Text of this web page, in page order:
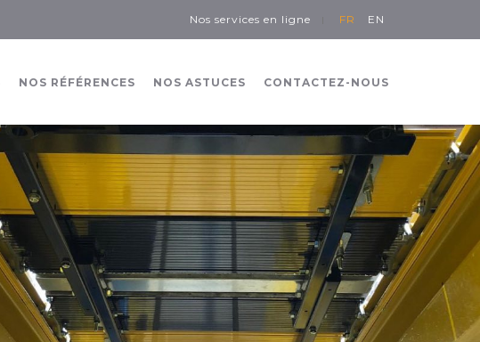
Nos services en ligne FR EN
NOS RÉFÉRENCES NOS ASTUCES CONTACTEZ-NOUS